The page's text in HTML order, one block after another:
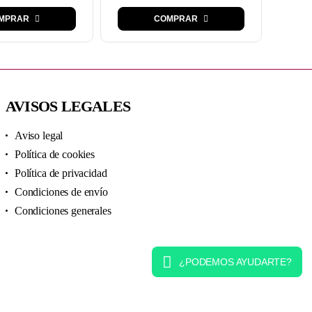
COMPRAR
AVISOS LEGALES
Aviso legal
Política de cookies
Política de privacidad
Condiciones de envío
Condiciones generales
¿PODEMOS AYUDARTE?